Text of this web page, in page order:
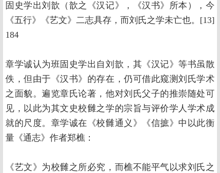
固史学出刘歆（歆之《汉记》，《汉书》所本），今
《五行》《艺文》二志具存，而刘氏之学未亡也。[13]
184
章学诚认为班固史学出自刘歆，其《汉记》等书虽散
佚，但由于《汉书》的存在，仍可借此窥测刘氏学术
之面貌。遍览章氏论著，他对刘氏父子的推崇随处可
见，以此为其文史校雠之学的宗旨与评价学人学术成
就的尺度。章学诚在《校雠通义》《信摭》中以此衡
量《通志》作者郑樵：
《艺文》为校雠之所必究，而樵不能平气以求刘氏之